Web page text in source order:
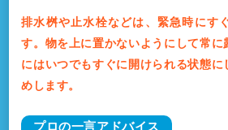
排水桝や止水栓などは、緊急時にす
す。物を上に置かないようにして常に
にはいつでもすぐに開けられる状態に
めします。